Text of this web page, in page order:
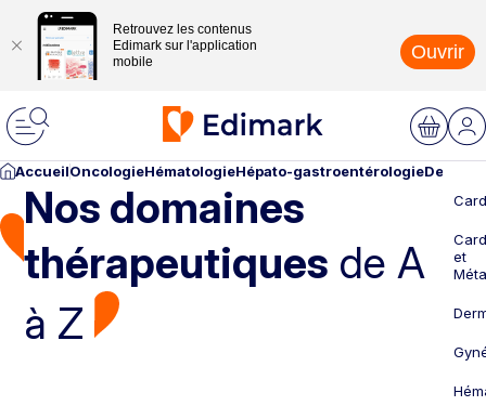
Retrouvez les contenus
Edimark sur l'application
mobile
Ouvrir
AccueilOncologieHématologieHépato-gastroentérologie
Nos domaines
thérapeutiques de A
à Z
et